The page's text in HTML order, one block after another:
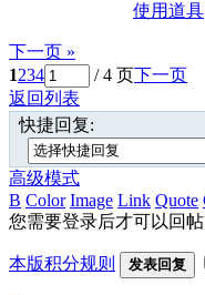
使用道具
下一页 »
1234 / 4 页下一页
返回列表
快捷回复:
高级模式
B Color Image Link Quote
您需要登录后才可以回帖
本版积分规则 发表回复